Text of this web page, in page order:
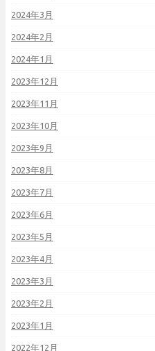
2024年3月
2024年2月
2024年1月
2023年12月
2023年11月
2023年10月
2023年9月
2023年8月
2023年7月
2023年6月
2023年5月
2023年4月
2023年3月
2023年2月
2023年1月
2022年12月